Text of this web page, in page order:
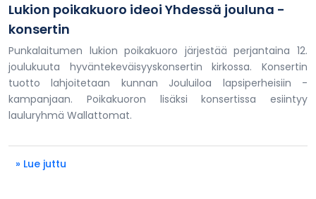
Lukion poikakuoro ideoi Yhdessä jouluna -
konsertin
Punkalaitumen lukion poikakuoro järjestää perjantaina 12.
joulukuuta hyväntekeväisyyskonsertin kirkossa. Konsertin
tuotto lahjoitetaan kunnan Jouluiloa lapsiperheisiin -
kampanjaan. Poikakuoron lisäksi konsertissa esiintyy
lauluryhmä Wallattomat.
» Lue juttu